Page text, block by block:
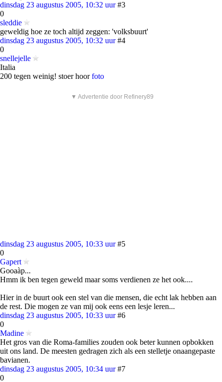
dinsdag 23 augustus 2005, 10:32 uur #3
0
sleddie
geweldig hoe ze toch altijd zeggen: 'volksbuurt'
dinsdag 23 augustus 2005, 10:32 uur #4
0
snellejelle
Italia
200 tegen weinig! stoer hoorfoto
▼ Advertentie door Refinery89
dinsdag 23 augustus 2005, 10:33 uur #5
0
Gapert
Gooaàp...
Hmm ik ben tegen geweld maar soms verdienen ze het ook....
Hier in de buurt ook een stel van die mensen, die echt lak hebben aan
de rest. Die mogen ze van mij ook eens een lesje leren...
dinsdag 23 augustus 2005, 10:33 uur #6
0
Madine
Het gros van die Roma-families zouden ook beter kunnen opbokken
uit ons land. De meesten gedragen zich als een stelletje onaangepaste
bavianen.
dinsdag 23 augustus 2005, 10:34 uur #7
0